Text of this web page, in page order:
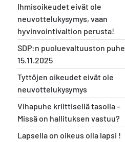
Ihmisoikeudet eivät ole
neuvottelukysymys, vaan
hyvinvointivaltion perusta!
SDP:n puoluevaltuuston puhe
15.11.2025
Tyttöjen oikeudet eivät ole
neuvottelukysymys
Vihapuhe kriittisellä tasolla –
Missä on hallituksen vastuu?
Lapsella on oikeus olla lapsi !